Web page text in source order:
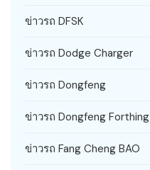
ข่าวรถ DFSK
ข่าวรถ Dodge Charger
ข่าวรถ Dongfeng
ข่าวรถ Dongfeng Forthing
ข่าวรถ Fang Cheng BAO